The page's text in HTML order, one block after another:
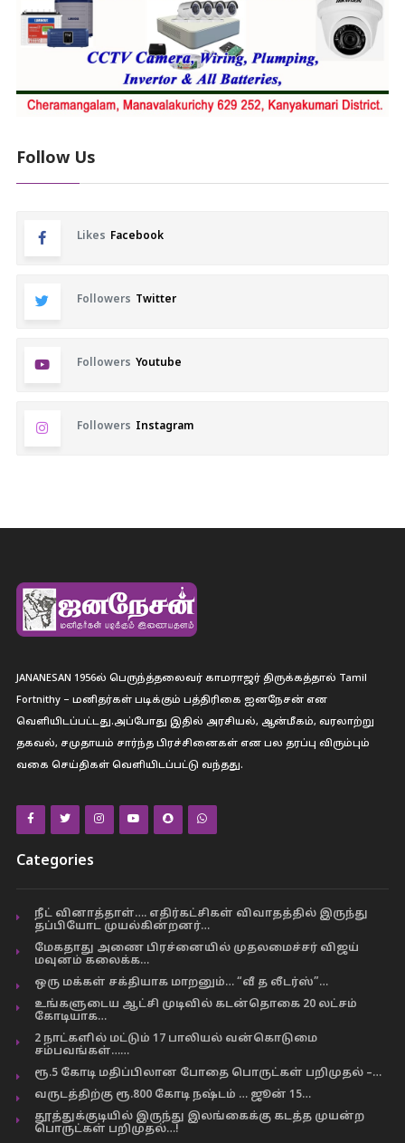
Follow Us
Likes Facebook
Followers Twitter
Followers Youtube
Followers Instagram
JANANESAN 1956ல் பெருந்த்தலைவர் காமராஜர் திருக்கத்தால் Tamil
Fortnithy – மனிதர்கள் படிக்கும் பத்திரிகை ஐனநேசன் என
வெளியிடப்பட்டது.அப்போது இதில் அரசியல், ஆன்மீகம், வரலாற்று
தகவல், சமுதாயம் சார்ந்த பிரச்சினைகள் என பல தரப்பு விரும்பும்
வகை செய்திகள் வெளியிடப்பட்டு வந்தது.
Categories
நீட் வினாத்தாள்…. எதிர்கட்சிகள் விவாதத்தில் இருந்து
தப்பியோட முயல்கின்றனர்…
மேகதாது அணை பிரச்னையில் முதலமைச்சர் விஜய்
மவுனம் கலைக்க…
ஒரு மக்கள் சக்தியாக மாறனும்… “வீ த லீடர்ஸ்”…
உங்களுடைய ஆட்சி முடிவில் கடன்தொகை 20 லட்சம்
கோடியாக…
2 நாட்களில் மட்டும் 17 பாலியல் வன்கொடுமை
சம்பவங்கள்……
ரூ.5 கோடி மதிப்பிலான போதை பொருட்கள் பறிமுதல் –…
வருடத்திற்கு ரூ.800 கோடி நஷ்டம் … ஜூன் 15…
தூத்துக்குடியில் இருந்து இலங்கைக்கு கடத்த முயன்ற
பொருட்கள் பறிமுதல்…!